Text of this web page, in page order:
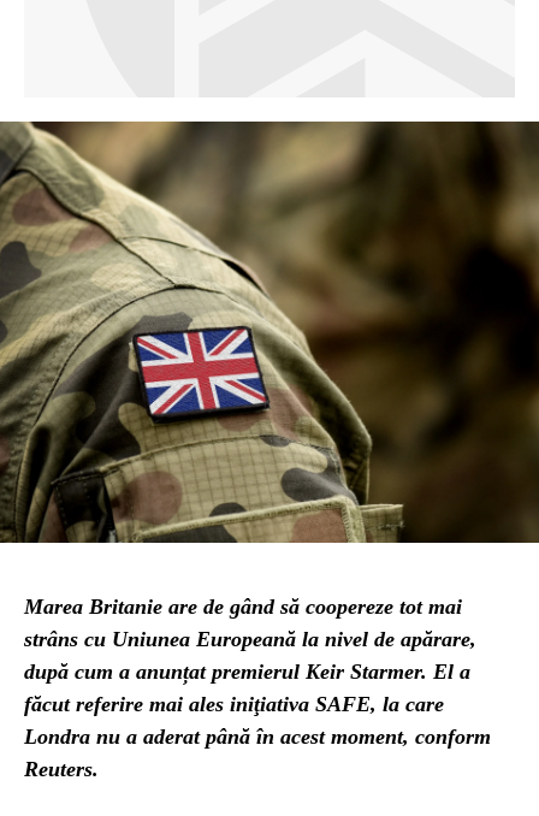
Marea Britanie are de gând să coopereze tot mai
strâns cu Uniunea Europeană la nivel de apărare,
după cum a anunțat premierul Keir Starmer. El a
făcut referire mai ales iniţiativa SAFE, la care
Londra nu a aderat până în acest moment, conform
Reuters.